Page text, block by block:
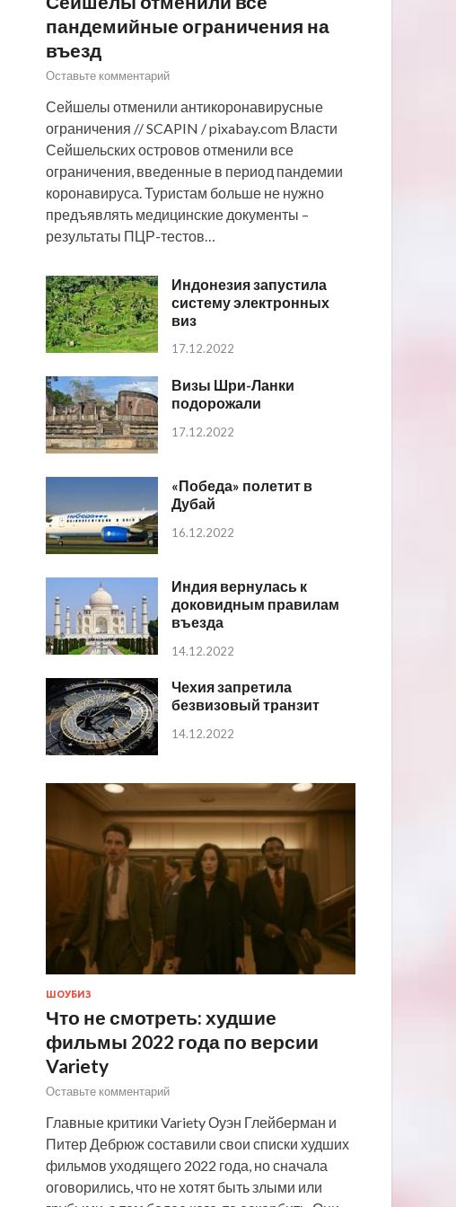
пандемийные ограничения на
въезд
Оставьте комментарий
Сейшелы отменили антикоронавирусные
ограничения // SCAPIN / pixabay.com Власти
Сейшельских островов отменили все
ограничения, введенные в период пандемии
коронавируса. Туристам больше не нужно
предъявлять медицинские документы –
результаты ПЦР-тестов…
Индонезия запустила
систему электронных
виз
17.12.2022
Визы Шри-Ланки
подорожали
17.12.2022
«Победа» полетит в
Дубай
16.12.2022
Индия вернулась к
доковидным правилам
въезда
14.12.2022
Чехия запретила
безвизовый транзит
14.12.2022
ШОУБИЗ
Что не смотреть: худшие
фильмы 2022 года по версии
Variety
Оставьте комментарий
Главные критики Variety Оуэн Глейберман и
Питер Дебрюж составили свои списки худших
фильмов уходящего 2022 года, но сначала
оговорились, что не хотят быть злыми или